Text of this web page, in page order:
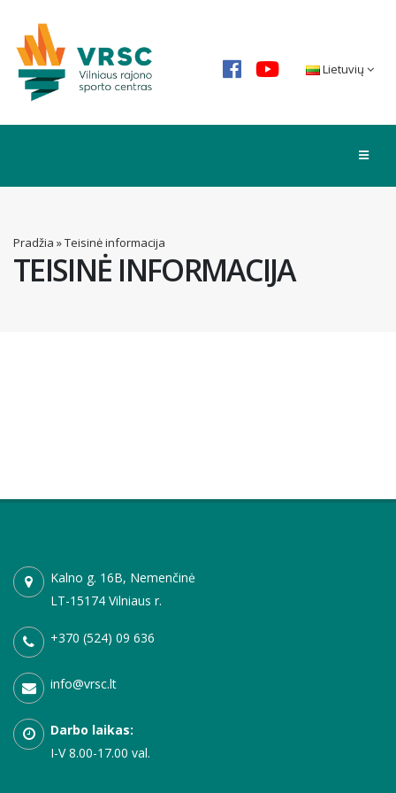
Lietuvių
TEISINĖ INFORMACIJA
Pradžia »Teisinė informacija
Kalno g. 16B, Nemenčinė
LT-15174 Vilniaus r.
+370 (524) 09 636
info@vrsc.lt
Darbo laikas:
I-V 8.00-17.00 val.